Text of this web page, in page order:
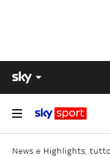
News e Highlights,